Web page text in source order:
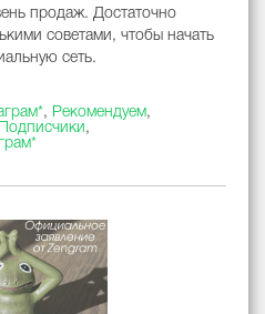
продаж. Достаточно
советами, чтобы начать
сеть.
, Рекомендуем,
Подписчики,